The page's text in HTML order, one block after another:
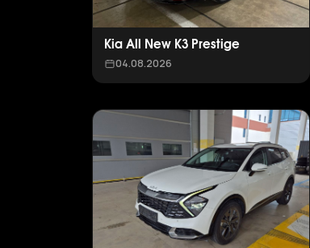
Kia All New K3 Prestige
04.08.2026